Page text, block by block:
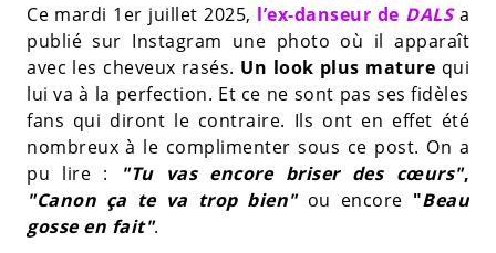
Ce mardi 1er juillet 2025, l’ex-danseur de DALSa
publié sur Instagram une photo où il apparaît
avec les cheveux rasés. Un look plus mature qui
lui va à la perfection. Et ce ne sont pas ses fidèles
fans qui diront le contraire. Ils ont en effet été
nombreux à le complimenter sous ce post. On a
pu lire :
"Tu vas encore briser des cœurs",
"Canon ça te va trop bien" ou encore "Beau
gosse en fait".